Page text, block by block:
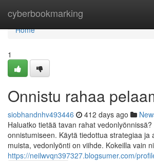
cyberbookmarking
Home
Home
1
Onnistu rahaa
siobhandnhv493446 412 days ago
Haluatko tietää tavan rahat
onnistumiseen. Käytä tiedottua strategiaa ja
muista, vedonlyönti on viihde. Kokeilla vain
https://neilwvqn397327.blogsumer.com/